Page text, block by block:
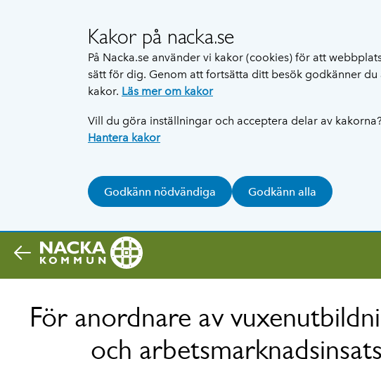
Kakor på nacka.se
På Nacka.se använder vi kakor (cookies) för att
sätt för dig. Genom att fortsätta ditt besök godkänner
kakor. Läs mer om kakor
Vill du göra inställningar och acceptera delar av kakorna?
Hantera kakor
Godkänn nödvändiga Godkänn alla
För anordnare av
och